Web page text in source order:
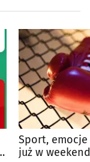
Sport,
już w